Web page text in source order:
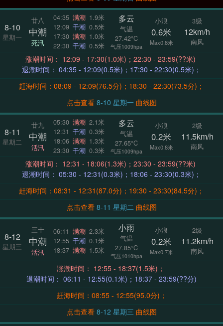
8-10
星期一
廿八
中潮
死汛
04:35 满潮 1.9米
12:09 干潮 0.5米
17:30 满潮 1.0米
22:30 干潮 0.5米
多云
气温
27.42°C
气压1009hpa
小浪
0.6米
Max0.8米
3级
12km/h
南风
涨潮时间： 12:09 - 17:30(1.0米)；22:30 - 23:59(??米)
退潮时间： 04:35 - 12:09(0.5米)；17:30 - 22:30(0.5米)；
赶海时间：08:09 - 12:09(76.5分)；18:30 - 22:30(73.5分)；
点击查看
8-10 星期一 曲线图
8-11
星期二
廿九
中潮
活汛
05:30 满潮 2.1米
12:31 干潮 0.3米
18:06 满潮 1.3米
23:30 干潮 0.3米
多云
气温
27.65°C
气压1009hpa
小浪
0.2米
Max0.8米
2级
11.5km/h
南风
涨潮时间： 12:31 - 18:06(1.3米)；23:30 - 23:59(??米)
退潮时间： 05:30 - 12:31(0.3米)；18:06 - 23:30(0.3米)；
赶海时间：08:31 - 12:31(87.0分)；19:30 - 23:30(84.5分)；
点击查看
8-11 星期二 曲线图
8-12
星期三
三十
中潮
活汛
06:11 满潮 2.3米
12:55 干潮 0.1米
18:37 满潮 1.5米
小雨
气温
27.85°C
气压1010hpa
小浪
0.2米
Max0.7米
2级
11.2km/h
南风
涨潮时间： 12:55 - 18:37(1.5米)；
退潮时间： 06:11 - 12:55(0.1米)；18:37 - 23:59(??分)
赶海时间：08:55 - 12:55(95.0分)；
点击查看
8-12 星期三 曲线图